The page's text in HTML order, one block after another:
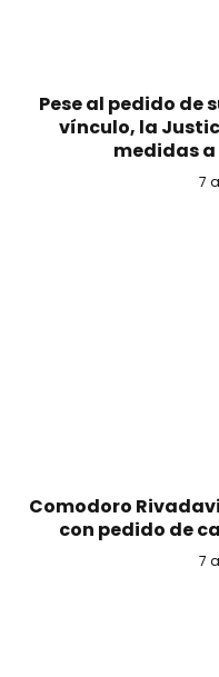
Pese al pedido de
vínculo, la
medidas
7
Comodoro
con pedido de
7